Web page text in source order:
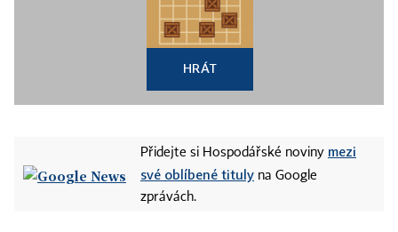
HRÁT
Přidejte si Hospodářské noviny mezi
své oblíbené tituly na Google
zprávách.